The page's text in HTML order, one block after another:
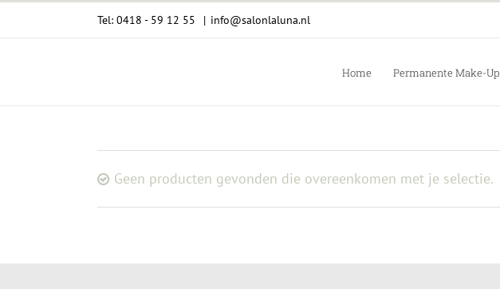
Tel: 0418 - 59 12 55 | info@salonlaluna.nl
Home Permanente Make-Up
Geen producten gevonden die overeenkomen met je selectie.